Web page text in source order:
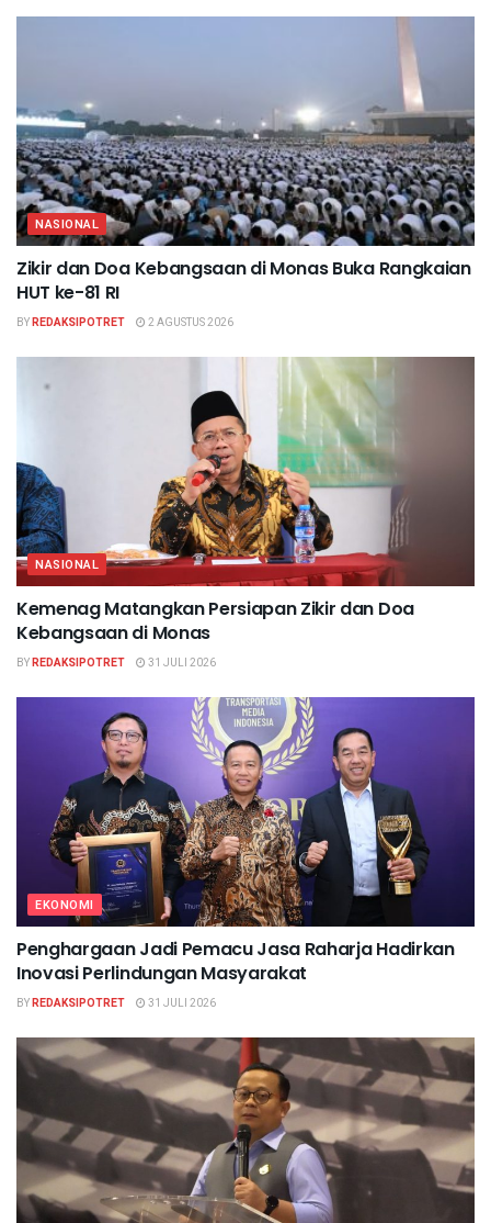
NASIONAL
Zikir dan Doa Kebangsaan di Monas Buka Rangkaian
HUT ke-81 RI
BYREDAKSIPOTRET 2 AGUSTUS 2026
NASIONAL
Kemenag Matangkan Persiapan Zikir dan Doa
Kebangsaan di Monas
BYREDAKSIPOTRET 31 JULI 2026
EKONOMI
Penghargaan Jadi Pemacu Jasa Raharja Hadirkan
Inovasi Perlindungan Masyarakat
BYREDAKSIPOTRET 31 JULI 2026